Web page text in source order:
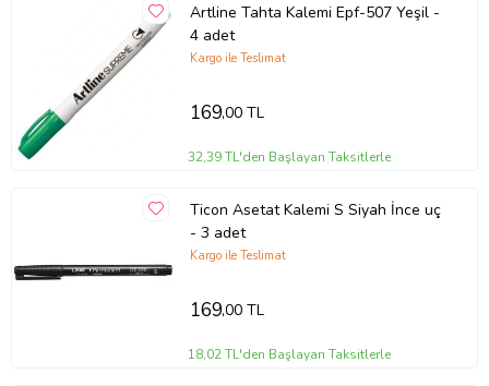
Artline Tahta Kalemi Epf-507 Yeşil -
4 adet
Kargo ile Teslimat
169,00 TL
32,39 TL'den Başlayan Taksitlerle
Ticon Asetat Kalemi S Siyah İnce uç
- 3 adet
Kargo ile Teslimat
169,00 TL
18,02 TL'den Başlayan Taksitlerle